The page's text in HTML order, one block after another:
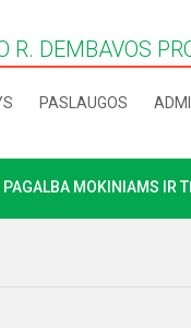
R. DEMBAVOS
PASLAUGOS
PAGALBA MOKINIAMS IR